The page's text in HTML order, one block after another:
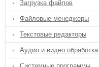
Загрузка файлов
Файловые менеджеры
Текстовые редакторы
Аудио и видео обработка